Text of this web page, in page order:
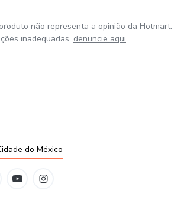
vivo “Joaquim Nabuco, o estadista do
não representa a opinião da Hotmart.
inadequadas, denuncie aqui
do México